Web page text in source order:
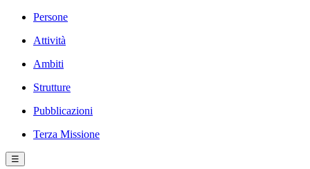
Persone
Attività
Ambiti
Strutture
Pubblicazioni
Terza Missione
☰